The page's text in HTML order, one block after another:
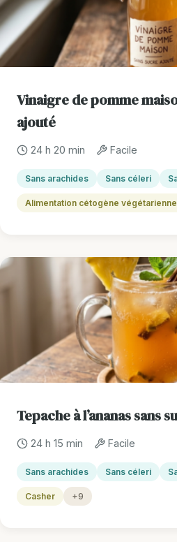
Vinaigre de pomme
ajouté
24 h 20 min Facile
Sans arachides Sans céleri
Alimentation cétogène végétarienne
Tepache à l’ananas sans
24 h 15 min Facile
Sans arachides Sans céleri
Casher +9